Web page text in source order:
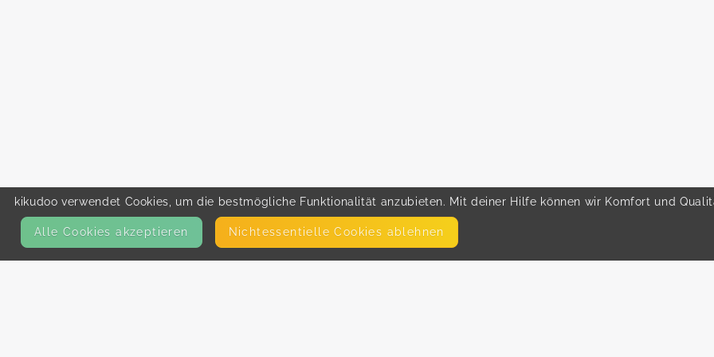
kikudoo verwendet Cookies, um die bestmögliche Funktionalität anzubieten. Mit deiner Hilfe können wir Komfort und
Alle Cookies akzeptieren Nicht­essentielle Cookies ablehnen